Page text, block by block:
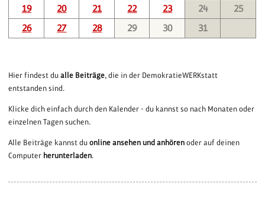
19
20 21 22 23 24
25
26
27 28 29 30 31
Hier findest dualle Beiträge, die in der DemokratieWERKstatt
entstanden sind.
Klicke dich einfach durch den Kalender - du kannst so nach Monaten oder
einzelnen Tagen suchen.
Alle Beiträge kannst duonline ansehen und anhören oder auf deinen
Computer herunterladen.